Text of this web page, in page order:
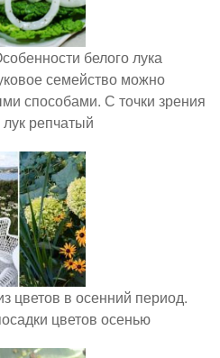
белого лука
семейство можно
способами. С точки зрения
репчатый
цветов в осенний период.
цветов осенью